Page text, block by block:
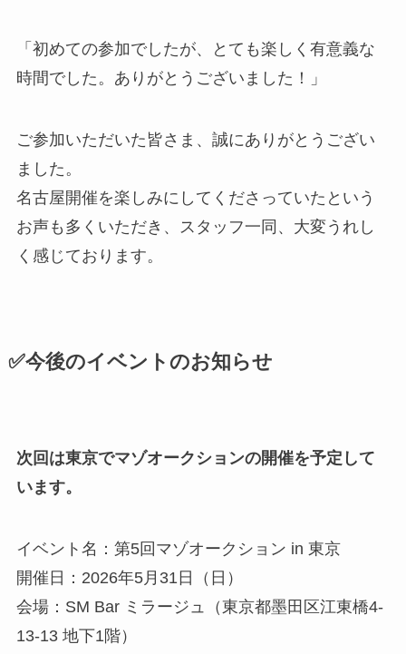
「初めての参加でしたが、とても楽しく有意義な
時間でした。ありがとうございました！」
ご参加いただいた皆さま、誠にありがとうござい
ました。
名古屋開催を楽しみにしてくださっていたという
お声も多くいただき、スタッフ一同、大変うれし
く感じております。
✅今後のイベントのお知らせ
次回は東京でマゾオークションの開催を予定して
います。
イベント名：第5回マゾオークション in 東京
開催日：2026年5月31日（日）
会場：SM Bar ミラージュ（東京都墨田区江東橋4-
13-13 地下1階）